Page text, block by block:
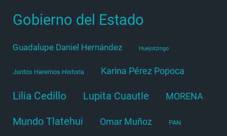
Gobierno del Estado
Guadalupe Daniel Hernández Huejotzingo
Juntos Haremos Historia Karina Pérez Popoca
Lilia Cedillo Lupita Cuautle MORENA
Mundo Tlatehui Omar Muñoz PAN